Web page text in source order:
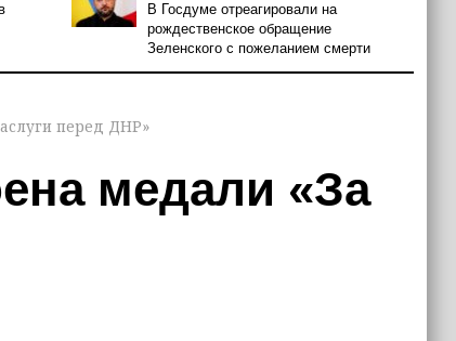
В Госдуме отреагировали на
рождественское обращение
Зеленского с пожеланием смерти
перед ДНР»
медали «За